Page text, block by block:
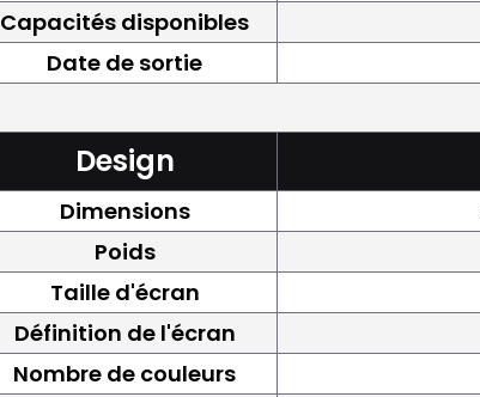
Capacités disponibles
Date de sortie
Design
Dimensions
Poids
Taille d'écran
Définition de l'écran
Nombre de couleurs